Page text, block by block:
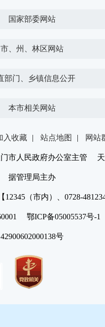
国家部委网站
市、州、林区网站
部门、乡镇信息公开
本市相关网站
入收藏 | 站点地图 | 网站
市人民政府办公室主管 天
据管理局主办
12345（市内）、0728-
鄂ICP备05005537号
42900602000138号